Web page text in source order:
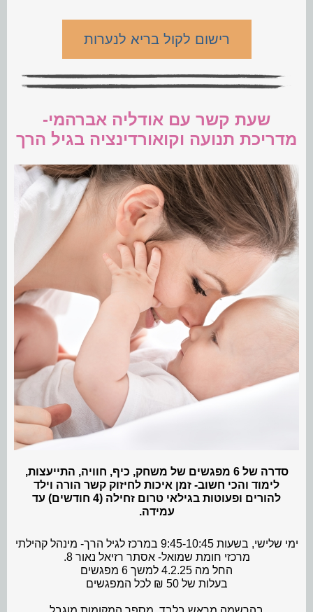
רישום לקול בריא לנערות
שעת קשר עם אודליה אברהמי-
מדריכת תנועה וקואורדינציה בגיל הרך
סדרה של 6 מפגשים של משחק, כיף, חוויה, התייעצות,
לימוד והכי חשוב- זמן איכות לחיזוק קשר הורה וילד
להורים ופעוטות בגילאי טרום זחילה (4 חודשים) עד
עמידה.
ימי שלישי, בשעות 9:45-10:45 במרכז לגיל הרך- מינהל קהילתי
מרכזי חומת שמואל- אסתר רזיאל נאור 8.
החל מה 4.2.25 למשך 6 מפגשים
בעלות של 50 ₪ לכל המפגשים